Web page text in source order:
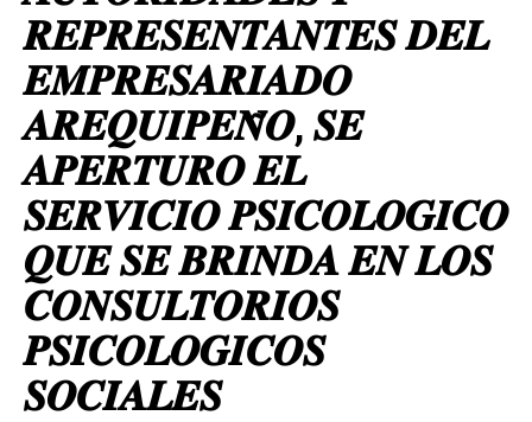
𝑹𝑬𝑷𝑹𝑬𝑺𝑬𝑵𝑻𝑨𝑵𝑻𝑬𝑺 𝑫𝑬𝑳
𝑬𝑴𝑷𝑹𝑬𝑺𝑨𝑹𝑰𝑨𝑫𝑶
𝑨𝑹𝑬𝑸𝑼𝑰𝑷𝑬𝑵̃𝑶, 𝑺𝑬
𝑨𝑷𝑬𝑹𝑻𝑼𝑹𝑶 𝑬𝑳
𝑺𝑬𝑹𝑽𝑰𝑪𝑰𝑶 𝑷𝑺𝑰𝑪𝑶𝑳𝑶𝑮𝑰𝑪𝑶
𝑸𝑼𝑬 𝑺𝑬 𝑩𝑹𝑰𝑵𝑫𝑨 𝑬𝑵 𝑳𝑶𝑺
𝑪𝑶𝑵𝑺𝑼𝑳𝑻𝑶𝑹𝑰𝑶𝑺
𝑷𝑺𝑰𝑪𝑶𝑳𝑶𝑮𝑰𝑪𝑶𝑺
𝑺𝑶𝑪𝑰𝑨𝑳𝑬𝑺